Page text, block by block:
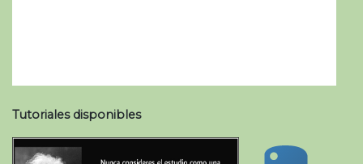
Tutoriales disponibles